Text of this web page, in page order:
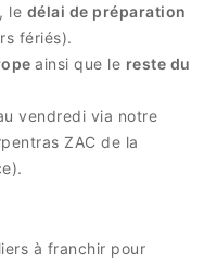
le délai de préparation
fériés).
ainsi que le reste du
vendredi via notre
ZAC de la
à franchir pour